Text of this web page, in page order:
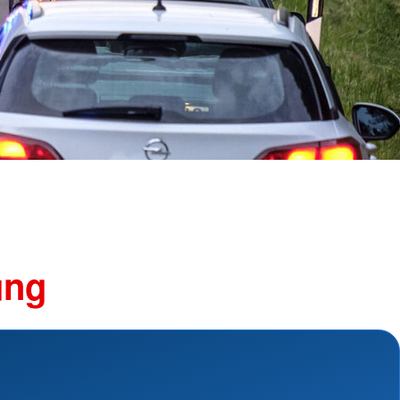
Perspektivberatung
Schutz und Rettung
Bergwacht
Betreuungsdienst
Blutspende
Kreisauskunftsbüro
Kriseninterventionsdienst
Rettungsdienst